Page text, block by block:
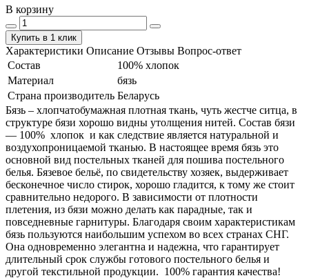
В корзину
Купить в 1 клик
Характеристики Описание Отзывы Вопрос-ответ
Состав
100% хлопок
Материал
бязь
Страна производитель Беларусь
Бязь – хлопчатобумажная плотная ткань, чуть жестче ситца, в
структуре бязи хорошо видны утолщения нитей. Состав бязи
― 100% хлопок и как следствие является натуральной и
воздухопроницаемой тканью. В настоящее время бязь это
основной вид постельных тканей для пошива постельного
белья. Бязевое бельё, по свидетельству хозяек, выдерживает
бесконечное число стирок, хорошо гладится, к тому же стоит
сравнительно недорого. В зависимости от плотности
плетения, из бязи можно делать как парадные, так и
повседневные гарнитуры. Благодаря своим характеристикам
бязь пользуются наибольшим успехом во всех странах СНГ.
Она одновременно элегантна и надежна, что гарантирует
длительный срок службы готового постельного белья и
другой текстильной продукции. 100% гарантия качества!